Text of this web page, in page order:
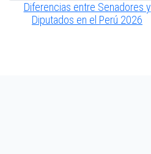
Diferencias entre Senadores y
Diputados en el Perú 2026